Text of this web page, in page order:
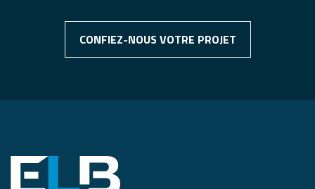
CONFIEZ-NOUS VOTRE PROJET